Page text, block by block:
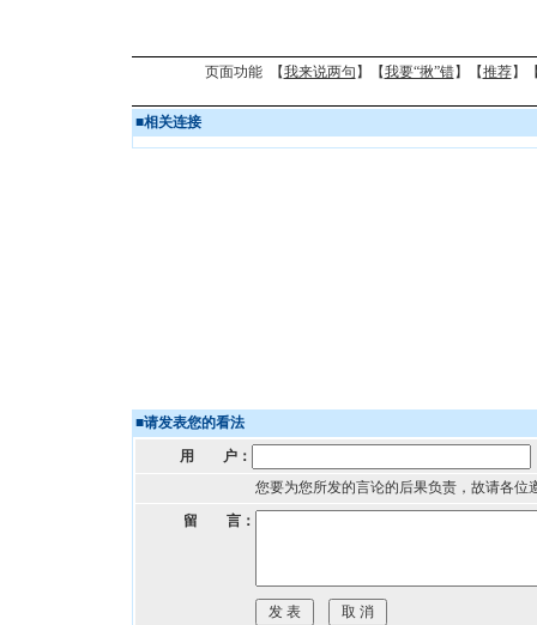
页面功能 【我来说两句 】【我要“揪”错】【推荐】
■相关连接
■请发表您的看法
用 户：
您要为您所发的言论的后果负责，故请各位
留 言：